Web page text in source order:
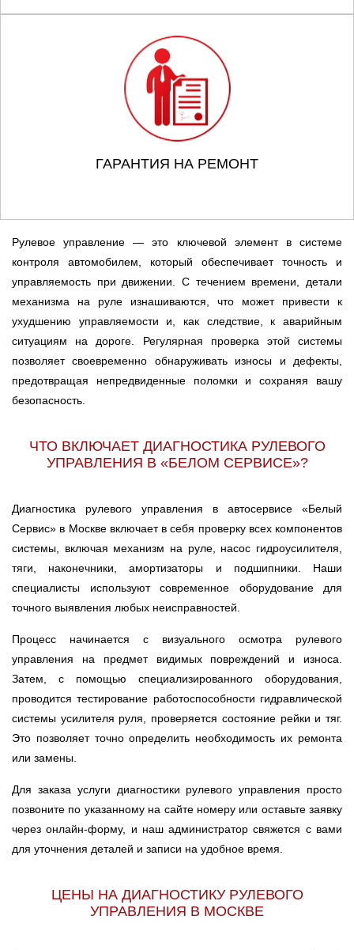
ГАРАНТИЯ НА РЕМОНТ
Рулевое управление — это ключевой элемент в системе
контроля автомобилем, который обеспечивает точность и
управляемость при движении. С течением времени, детали
механизма на руле изнашиваются, что может привести к
ухудшению управляемости и, как следствие, к аварийным
ситуациям на дороге. Регулярная проверка этой системы
позволяет своевременно обнаруживать износы и дефекты,
предотвращая непредвиденные поломки и сохраняя вашу
безопасность.
ЧТО ВКЛЮЧАЕТ ДИАГНОСТИКА РУЛЕВОГО
УПРАВЛЕНИЯ В «БЕЛОМ СЕРВИСЕ»?
Диагностика рулевого управления в автосервисе «Белый
Сервис» в Москве включает в себя проверку всех компонентов
системы, включая механизм на руле, насос гидроусилителя,
тяги, наконечники, амортизаторы и подшипники. Наши
специалисты используют современное оборудование для
точного выявления любых неисправностей.
Процесс начинается с визуального осмотра рулевого
управления на предмет видимых повреждений и износа.
Затем, с помощью специализированного оборудования,
проводится тестирование работоспособности гидравлической
системы усилителя руля, проверяется состояние рейки и тяг.
Это позволяет точно определить необходимость их ремонта
или замены.
Для заказа услуги диагностики рулевого управления просто
позвоните по указанному на сайте номеру или оставьте заявку
через онлайн-форму, и наш администратор свяжется с вами
для уточнения деталей и записи на удобное время.
ЦЕНЫ НА ДИАГНОСТИКУ РУЛЕВОГО
УПРАВЛЕНИЯ В МОСКВЕ